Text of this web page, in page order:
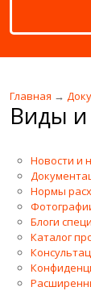
Главная →
Виды и
Новости и
Нормы
Блоги
Каталог